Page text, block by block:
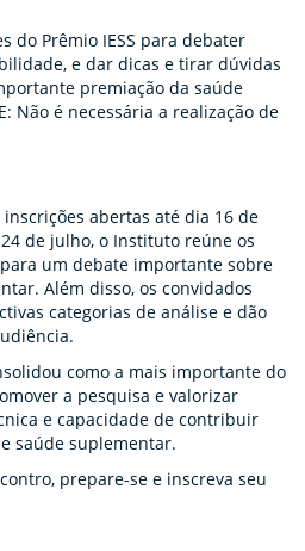
do Prêmio IESS para debater
e dar dicas e tirar dúvidas
premiação da saúde
Não é necessária a realização de
inscrições abertas até dia 16 de
de julho, o Instituto reúne os
um debate importante sobre
Além disso, os convidados
categorias de análise e dão
como a mais importante do
a pesquisa e valorizar
e capacidade de contribuir
saúde suplementar.
prepare-se e inscreva seu